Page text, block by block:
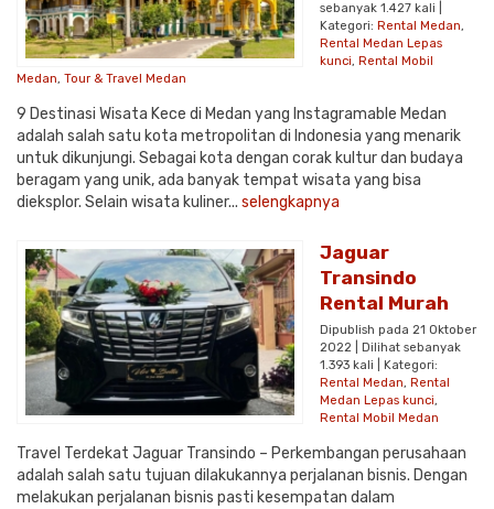
sebanyak 1.427 kali |
Kategori: Rental Medan,
Rental Medan Lepas
kunci, Rental Mobil
Medan, Tour & Travel Medan
9 Destinasi Wisata Kece di Medan yang Instagramable Medan
adalah salah satu kota metropolitan di Indonesia yang menarik
untuk dikunjungi. Sebagai kota dengan corak kultur dan budaya
beragam yang unik, ada banyak tempat wisata yang bisa
dieksplor. Selain wisata kuliner... selengkapnya
Jaguar
Transindo
Rental Murah
Dipublish pada 21 Oktober
2022 | Dilihat sebanyak
1.393 kali | Kategori:
Rental Medan, Rental
Medan Lepas kunci,
Rental Mobil Medan
Travel Terdekat Jaguar Transindo – Perkembangan perusahaan
adalah salah satu tujuan dilakukannya perjalanan bisnis. Dengan
melakukan perjalanan bisnis pasti kesempatan dalam